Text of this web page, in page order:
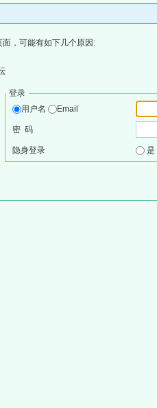
，可能有如下几个原因:
登录
用户名
Email
密 码
隐身登录